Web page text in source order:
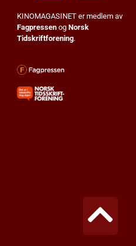
KINOMAGASINET er medlem av
Fagpressen og Norsk
Tidskriftforening.